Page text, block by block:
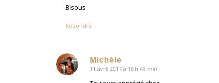
Bisous
Répondre
Michèle
dit
11 avril 2017 à 16 h 43 min